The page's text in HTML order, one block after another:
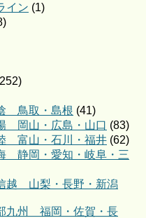
イン (1)
鳥取・島根 (41)
岡山・広島・山口 (83)
富山・石川・福井 (62)
静岡・愛知・岐阜・三
山梨・長野・新潟
州 福岡・佐賀・長